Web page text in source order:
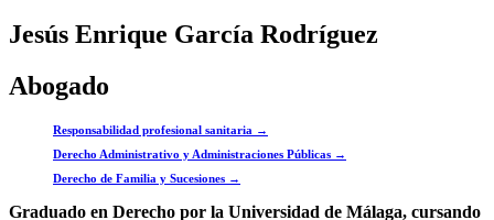
Jesús Enrique García Rodríguez
Abogado
Responsabilidad profesional sanitaria →
Derecho Administrativo y Administraciones Públicas →
Derecho de Familia y Sucesiones →
Graduado en Derecho por la Universidad de Málaga, cursando